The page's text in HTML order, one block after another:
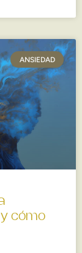
ANSIEDAD
cómo